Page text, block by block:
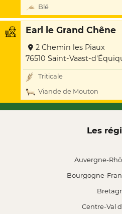
Blé
Earl le Grand Chêne
2 Chemin les Piaux
76510 Saint-Vaast-
Triticale
Viande de Mouton
Les
Auvergne-
Bourgogne-
Centre-Val